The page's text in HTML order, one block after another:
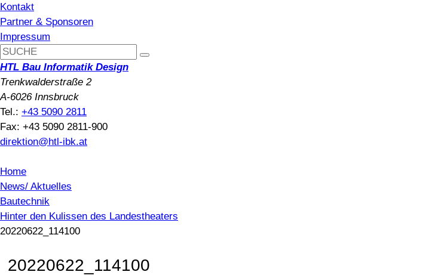
Kontakt
Partner & Sponsoren
Impressum
HTL Bau Informatik Design
Trenkwalderstraße 2
A-6026 Innsbruck
Tel.: +43 5090 2811
Fax: +43 5090 2811-900
direktion@htl-ibk.at
Home
News/ Aktuelles
Bautechnik
Hinter den Kulissen des Landestheaters
20220622_114100
20220622_114100